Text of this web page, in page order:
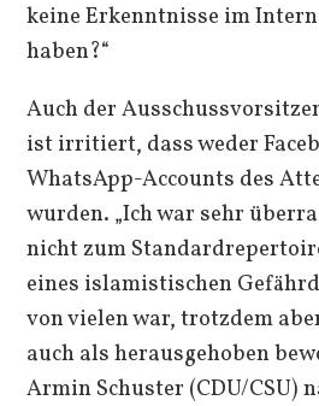
keine Erkenntnisse im
haben?“
Auch der
ist irritiert, dass weder
WhatsApp-Accounts des
wurden. „Ich war sehr
nicht zum
eines islamistischen
von vielen war, trotzdem
auch als herausgehoben
Armin Schuster (CDU/CSU)